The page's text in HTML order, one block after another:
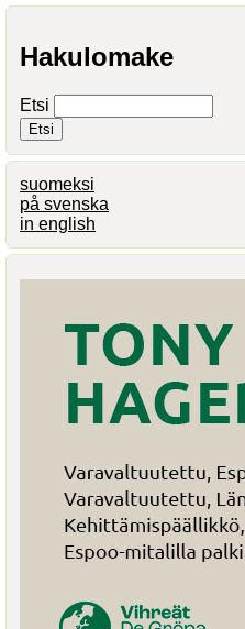
Hakulomake
Etsi
suomeksi
på svenska
in english